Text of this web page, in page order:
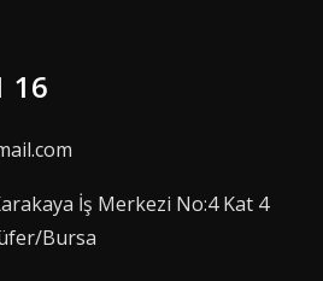
16
İş Merkezi No:4 Kat 4
Bursa